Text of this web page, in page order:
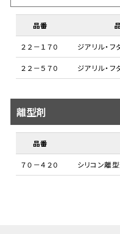
品番
２２－１７０ ジアリル・フ
２２－５７０ ジアリル・フ
離型剤
品番
７０－４２０ シリコン離型